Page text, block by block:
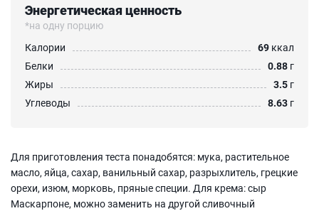
Энергетическая ценность
*на одну порцию
Калории
69 ккал
Белки
0.88 г
Жиры
3.5 г
Углеводы
8.63 г
Для приготовления теста понадобятся: мука, растительное
масло, яйца, сахар, ванильный сахар, разрыхлитель, грецкие
орехи, изюм, морковь, пряные специи. Для крема: сыр
Маскарпоне, можно заменить на другой сливочный